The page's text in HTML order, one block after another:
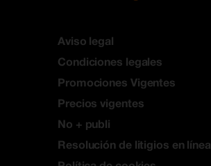
Aviso legal
Condiciones legales
Promociones Vigentes
Precios vigentes
No + publi
Resolución de litigios en línea